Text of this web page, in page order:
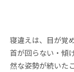
寝違えは、目が覚
首が回らない・傾
然な姿勢が続いた